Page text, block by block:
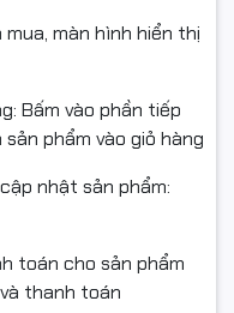
mua, màn hình hiển thị
Bấm vào phần tiếp
phẩm vào giỏ hàng
nhật sản phẩm:
toán cho sản phẩm
thanh toán
macOS, Linux
kg (chưa bao gồm